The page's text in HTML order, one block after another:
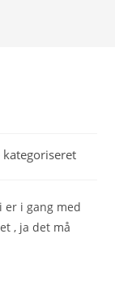
kategoriseret
er i gang med
, ja det må